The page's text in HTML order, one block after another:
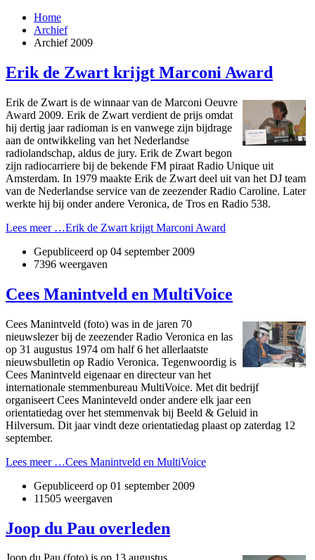
Home
Archief
Archief 2009
Erik de Zwart krijgt Marconi Award
Erik de Zwart is de winnaar van de Marconi Oeuvre
Award 2009. Erik de Zwart verdient de prijs omdat
hij dertig jaar radioman is en vanwege zijn bijdrage
aan de ontwikkeling van het Nederlandse
radiolandschap, aldus de jury. Erik de Zwart begon
zijn radiocarriere bij de bekende FM piraat Radio Unique uit
Amsterdam. In 1979 maakte Erik de Zwart deel uit van het DJ team
van de Nederlandse service van de zeezender Radio Caroline. Later
werkte hij bij onder andere Veronica, de Tros en Radio 538.
Lees meer …Erik de Zwart krijgt Marconi Award
Gepubliceerd op 04 september 2009
7396 weergaven
Cees Manintveld en MultiVoice
Cees Manintveld (foto) was in de jaren 70
nieuwslezer bij de zeezender Radio Veronica en las
op 31 augustus 1974 om half 6 het allerlaatste
nieuwsbulletin op Radio Veronica. Tegenwoordig is
Cees Manintveld eigenaar en directeur van het
internationale stemmenbureau MultiVoice. Met dit bedrijf
organiseert Cees Maninteveld onder andere elk jaar een
orientatiedag over het stemmenvak bij Beeld & Geluid in
Hilversum. Dit jaar vindt deze orientatiedag plaast op zaterdag 12
september.
Lees meer …Cees Manintveld en MultiVoice
Gepubliceerd op 01 september 2009
11505 weergaven
Joop du Pau overleden